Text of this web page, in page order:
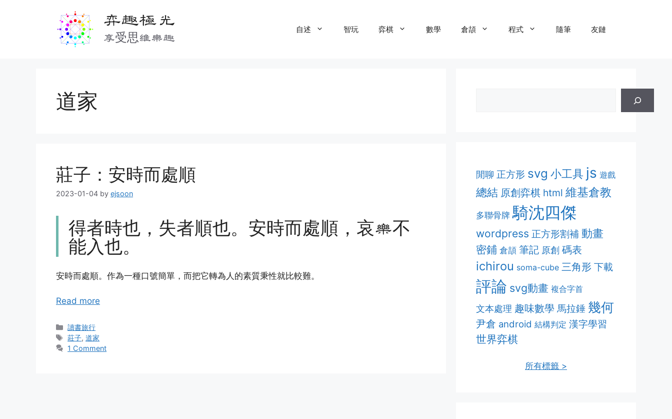
弈趣極光
享受思維樂趣
自述 智玩 弈棋 數學 倉頡 程式 隨筆 友鏈
道家
莊子：安時而處順
2023-01-04 by ejsoon
得者時也，失者順也。安時而處順，哀樂不
能入也。
安時而處順。作為一種口號簡單，而把它轉為人的素質秉性就比較難。
Read more
Categories
讀書旅行
Tags
莊子,道家
1 Comment
閒聊 正方形 svg 小工具 js 遊戲
總結 原創弈棋 html 維基倉教
多聯骨牌 騎沈四傑
wordpress 正方形割補 動畫
密鋪 倉頡 筆記 原創 碼表
ichirou soma-cube 三角形 下載
評論 svg動畫 複合字首
文本處理 趣味數學 馬拉錘 幾何
尹倉 android 結構判定 漢字學習
世界弈棋
所有標籤 >